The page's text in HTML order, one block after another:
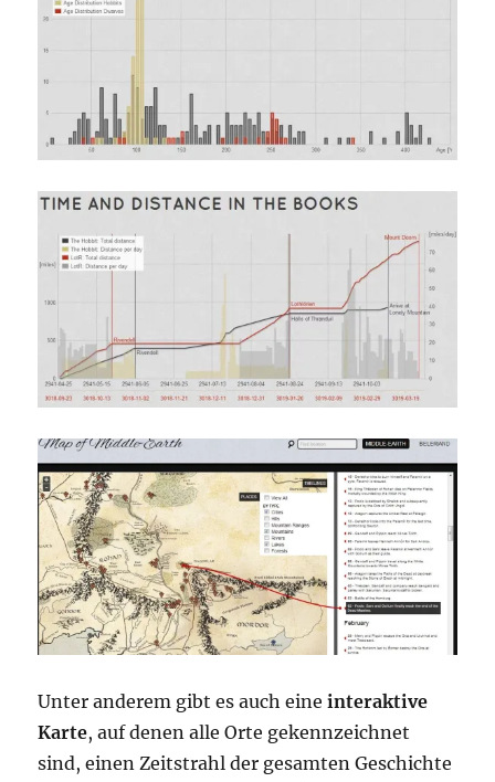
Unter anderem gibt es auch eineinteraktive
Karte, auf denen alle Orte gekennzeichnet
sind, einen Zeitstrahl der gesamten Geschichte